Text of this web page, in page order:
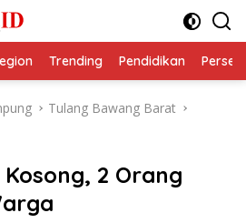
Trending Pendidikan
Tulang Bawang Barat
2 Orang